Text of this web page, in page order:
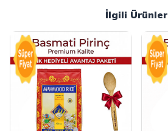
İlgili Ürünler